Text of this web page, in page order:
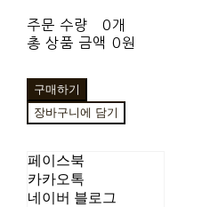
주문 수량
0개
총 상품 금액 0원
구매하기
장바구니에 담기
페이스북
카카오톡
네이버 블로그